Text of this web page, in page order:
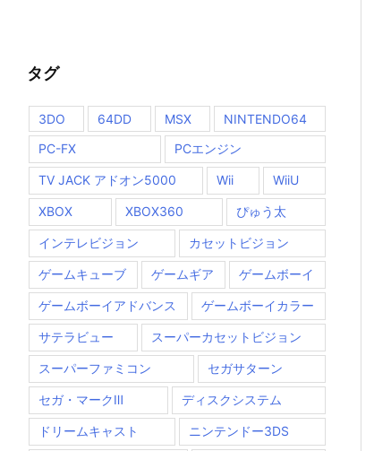
タグ
3DO 64DD MSX
NINTENDO64
PC-FX
PCエンジン
TV JACK アドオン5000 Wii WiiU
XBOX XBOX360 ぴゅう太
インテレビジョン カセットビジョン
ゲームキューブ ゲームギア ゲームボーイ
ゲームボーイアドバンス ゲームボーイカラー
サテラビュー スーパーカセットビジョン
スーパーファミコン セガサターン
セガ・マークⅢ ディスクシステム
ドリームキャスト ニンテンドー3DS